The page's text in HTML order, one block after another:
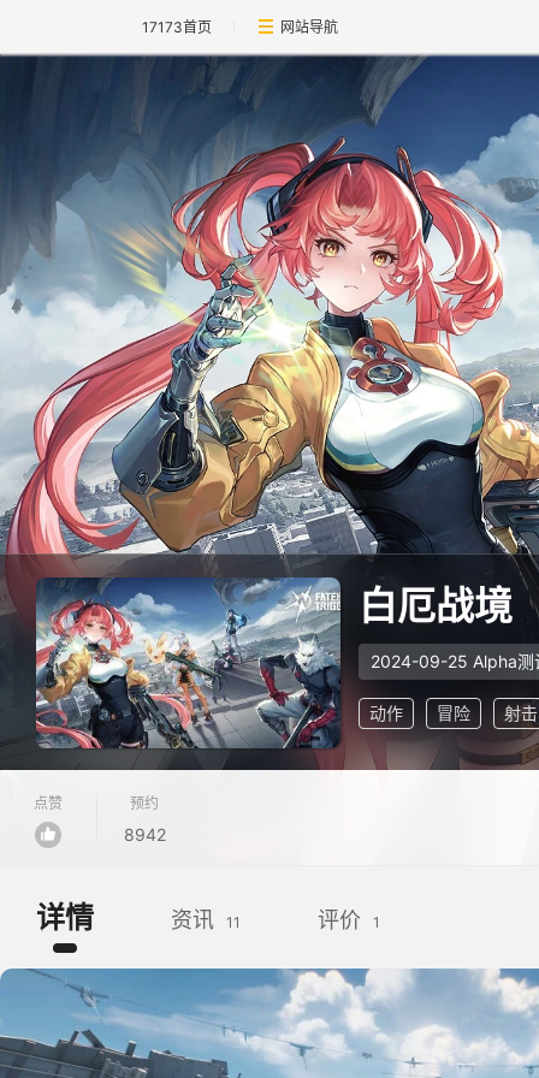
17173首页 网站导航
白厄战境
2024-09-25 Alpha测
动作 冒险 射击
点赞 预约
8942
详情 资讯 11 评价 1